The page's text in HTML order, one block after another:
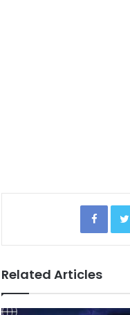
Facebook
Related Articles